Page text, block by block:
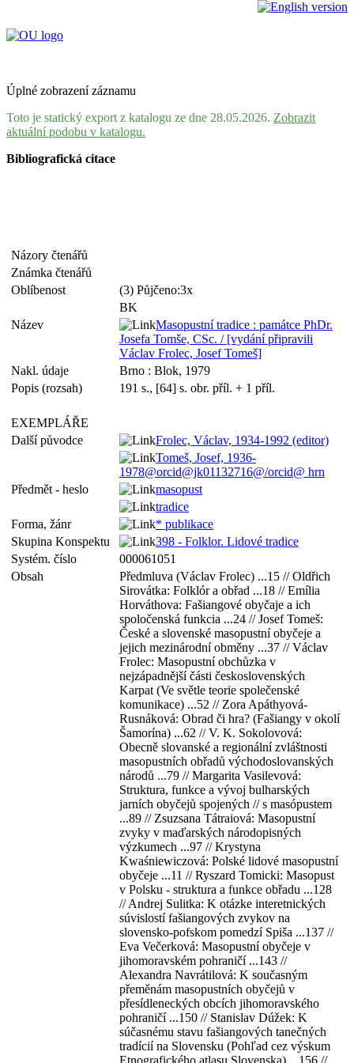
Úplné zobrazení záznamu
Toto je statický export z katalogu ze dne 28.05.2026. Zobrazit
aktuální podobu v katalogu.
Bibliografická citace
Názory čtenářů
Známka čtenářů
Oblíbenost
(3) Půjčeno:3x
BK
Název
Masopustní tradice : památce PhDr.
Josefa Tomše, CSc. / [vydání připravili
Václav Frolec, Josef Tomeš]
Nakl. údaje
Brno : Blok, 1979
Popis (rozsah)
191 s., [64] s. obr. příl. + 1 příl.
EXEMPLÁŘE
Další původce
Frolec, Václav, 1934-1992 (editor)
Tomeš, Josef, 1936-
1978@orcid@jk01132716@/orcid@ hrn
Předmět - heslo
masopust
tradice
Forma, žánr
* publikace
Skupina Konspektu
398 - Folklor. Lidové tradice
Systém. číslo
000061051
Obsah
Předmluva (Václav Frolec) ...15 // Oldřich
Sirovátka: Folklór a obřad ...18 // Emília
Horváthova: Fašiangové obyčaje a ich
spoločenská funkcia ...24 // Josef Tomeš:
České a slovenské masopustní obyčeje a
jejich mezinárodní obměny ...37 // Václav
Frolec: Masopustní obchůzka v
nejzápadnější části československých
Karpat (Ve světle teorie společenské
komunikace) ...52 // Zora Apáthyová-
Rusnáková: Obrad či hra? (Fašiangy v okolí
Šamorína) ...62 // V. K. Sokolovová:
Obecně slovanské a regionální zvláštnosti
masopustních obřadů východoslovanských
národů ...79 // Margarita Vasilevová:
Struktura, funkce a vývoj bulharských
jarních obyčejů spojených // s masópustem
...89 // Zsuzsana Tátraiová: Masopustní
zvyky v maďarských národopisných
výzkumech ...97 // Krystyna
Kwaśniewiczová: Polské lidové masopustní
obyčeje ...11 // Ryszard Tomicki: Masopust
v Polsku - struktura a funkce obřadu ...128
// Andrej Sulitka: K otázke interetnických
súvislostí fašiangových zvykov na
slovensko-pofskom pomedzí Spiša ...137 //
Eva Večerková: Masopustní obyčeje v
jihomoravském pohraničí ...143 //
Alexandra Navrátilová: K současným
přeměnám masopustních obyčejů v
přesídleneckých obcích jihomoravského
pohraničí ...150 // Stanislav Dúžek: K
súčasnému stavu fašiangových tanečných
tradícií na Slovensku (Pohľad cez výskum
Etnografického atlasu Slovenska) ...156 //